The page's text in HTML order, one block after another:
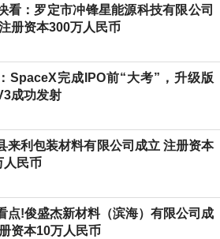
看：罗定市冲锋星能源科技有限公司
册资本300万人民币
SpaceX完成IPO前“大考”，升级版
成功发射
来利包装材料有限公司成立 注册资本
人民币
点!俊盛杰新材料（滨海）有限公司成
资本10万人民币